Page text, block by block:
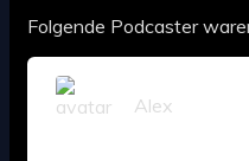
Folgende Podcaster
Alex